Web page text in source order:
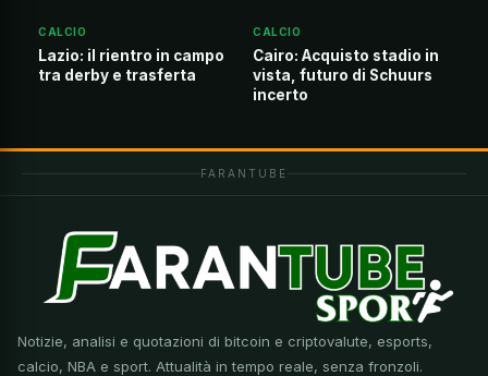
CALCIO
Lazio: il rientro in campo
tra derby e trasferta
CALCIO
Cairo: Acquisto stadio in
vista, futuro di Schuurs
incerto
FARANTUBE
Notizie, analisi e quotazioni di bitcoin e criptovalute, esports,
calcio, NBA e sport. Attualità in tempo reale, senza fronzoli.